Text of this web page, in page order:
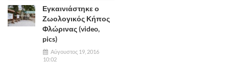
Εγκαινιάστηκε ο
Ζωολογικός Κήπος
Φλώρινας (video,
pics)
Αύγουστος 19, 2016
10:02